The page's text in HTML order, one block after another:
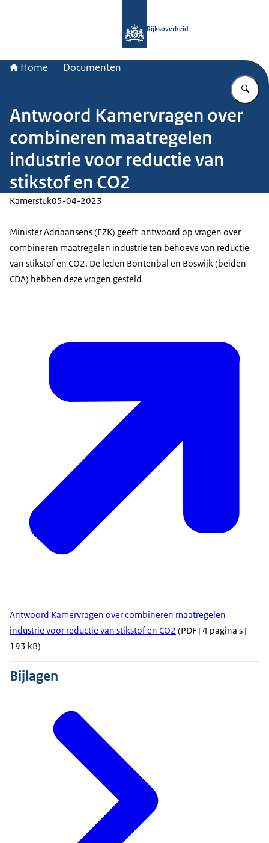
Rijksoverheid
Home Documenten
Antwoord Kamervragen over
combineren maatregelen
industrie voor reductie van
stikstof en CO2
Kamerstuk05-04-2023
Minister Adriaansens (EZK) geeft antwoord op vragen over
combineren maatregelen industrie ten behoeve van reductie
van stikstof en CO2. De leden Bontenbal en Boswijk (beiden
CDA) hebben deze vragen gesteld
Antwoord Kamervragen over combineren maatregelen
industrie voor reductie van stikstof en CO2 (PDF | 4 pagina's |
193 kB)
Bijlagen